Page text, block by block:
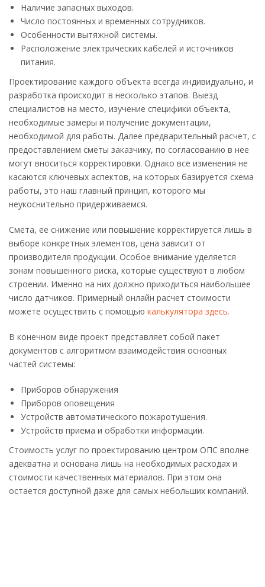
Наличие запасных выходов.
Число постоянных и временных сотрудников.
Особенности вытяжной системы.
Расположение электрических кабелей и источников
питания.
Проектирование каждого объекта всегда индивидуально, и
разработка происходит в несколько этапов. Выезд
специалистов на место, изучение специфики объекта,
необходимые замеры и получение документации,
необходимой для работы. Далее предварительный расчет, с
предоставлением сметы заказчику, по согласованию в нее
могут вноситься корректировки. Однако все изменения не
касаются ключевых аспектов, на которых базируется схема
работы, это наш главный принцип, которого мы
неукоснительно придерживаемся.
Смета, ее снижение или повышение корректируется лишь в
выборе конкретных элементов, цена зависит от
производителя продукции. Особое внимание уделяется
зонам повышенного риска, которые существуют в любом
строении. Именно на них должно приходиться наибольшее
число датчиков. Примерный онлайн расчет стоимости
можете осуществить с помощью калькулятора здесь.
В конечном виде проект представляет собой пакет
документов с алгоритмом взаимодействия основных
частей системы:
Приборов обнаружения
Приборов оповещения
Устройств автоматического пожаротушения.
Устройств приема и обработки информации.
Стоимость услуг по проектированию центром ОПС вполне
адекватна и основана лишь на необходимых расходах и
стоимости качественных материалов. При этом она
остается доступной даже для самых небольших компаний.